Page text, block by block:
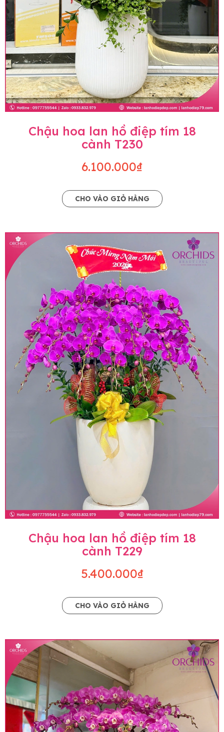
Chậu hoa lan hồ điệp tím 18
cành T230
6.100.000₫
CHO VÀO GIỎ HÀNG
Chậu hoa lan hồ điệp tím 18
cành T229
5.400.000₫
CHO VÀO GIỎ HÀNG